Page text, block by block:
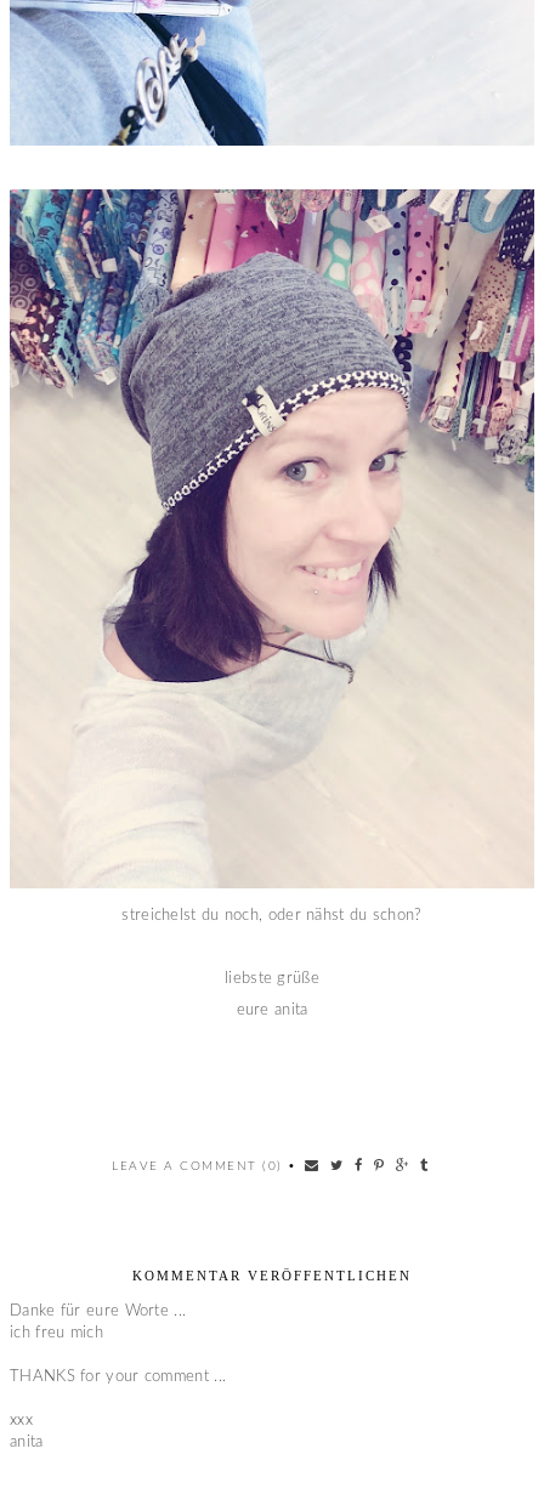
streichelst du noch, oder nähst du schon?
liebste grüße
eure anita
LEAVE A COMMENT (0) •
KOMMENTAR VERÖFFENTLICHEN
Danke für eure Worte ...
ich freu mich
THANKS for your comment ...
xxx
anita